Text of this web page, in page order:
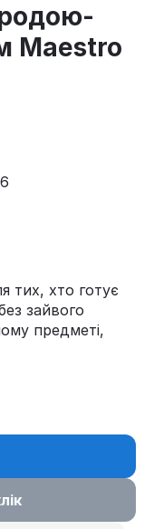
Maestro
тих, хто готує
зайвого
предметі,